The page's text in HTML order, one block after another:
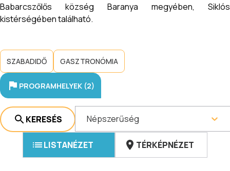
Babarcszőlős község Baranya megyében, Siklós
kistérségében található.
SZABADIDŐ GASZTRONÓMIA
PROGRAMHELYEK (2)
KERESÉS Népszerűség
LISTANÉZET TÉRKÉPNÉZET